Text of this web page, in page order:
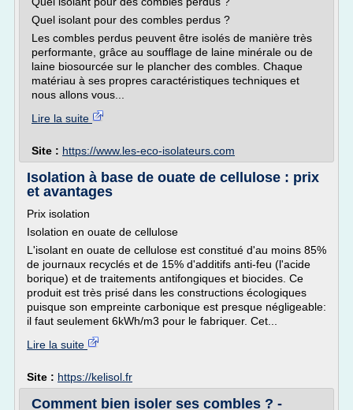
Quel isolant pour des combles perdus ?
Les combles perdus peuvent être isolés de manière très
performante, grâce au soufflage de laine minérale ou de
laine biosourcée sur le plancher des combles. Chaque
matériau à ses propres caractéristiques techniques et
nous allons vous...
Lire la suite
Site : https://www.les-eco-isolateurs.com
Isolation à base de ouate de cellulose : prix
et avantages
Prix isolation
Isolation en ouate de cellulose
L'isolant en ouate de cellulose est constitué d'au moins 85%
de journaux recyclés et de 15% d'additifs anti-feu (l'acide
borique) et de traitements antifongiques et biocides. Ce
produit est très prisé dans les constructions écologiques
puisque son empreinte carbonique est presque négligeable:
il faut seulement 6kWh/m3 pour le fabriquer. Cet...
Lire la suite
Site : https://kelisol.fr
Comment bien isoler ses combles ? -